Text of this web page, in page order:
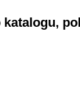
katalogu,